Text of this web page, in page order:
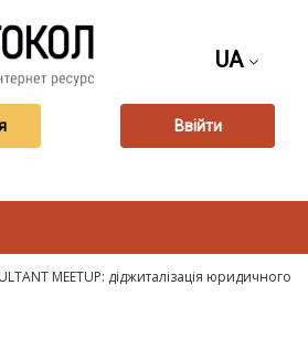
UA
Ввійти
MEETUP: діджиталізація юридичного